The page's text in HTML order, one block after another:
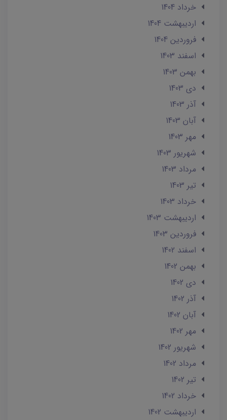
خرداد 1404
ارديبهشت 1404
فروردین 1404
اسفند 1403
بهمن 1403
دی 1403
آذر 1403
آبان 1403
مهر 1403
شهریور 1403
مرداد 1403
تير 1403
خرداد 1403
ارديبهشت 1403
فروردین 1403
اسفند 1402
بهمن 1402
دی 1402
آذر 1402
آبان 1402
مهر 1402
شهریور 1402
مرداد 1402
تير 1402
خرداد 1402
ارديبهشت 1402